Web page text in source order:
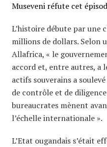
Museveni réfute cet
L’histoire débute par une
millions de dollars. Selon
Allafrica, « le
accord et, entre autres, a
actifs souverains a
de contrôle et de
bureaucrates mènent
l’échelle internationale ».
L’Etat ougandais s’était